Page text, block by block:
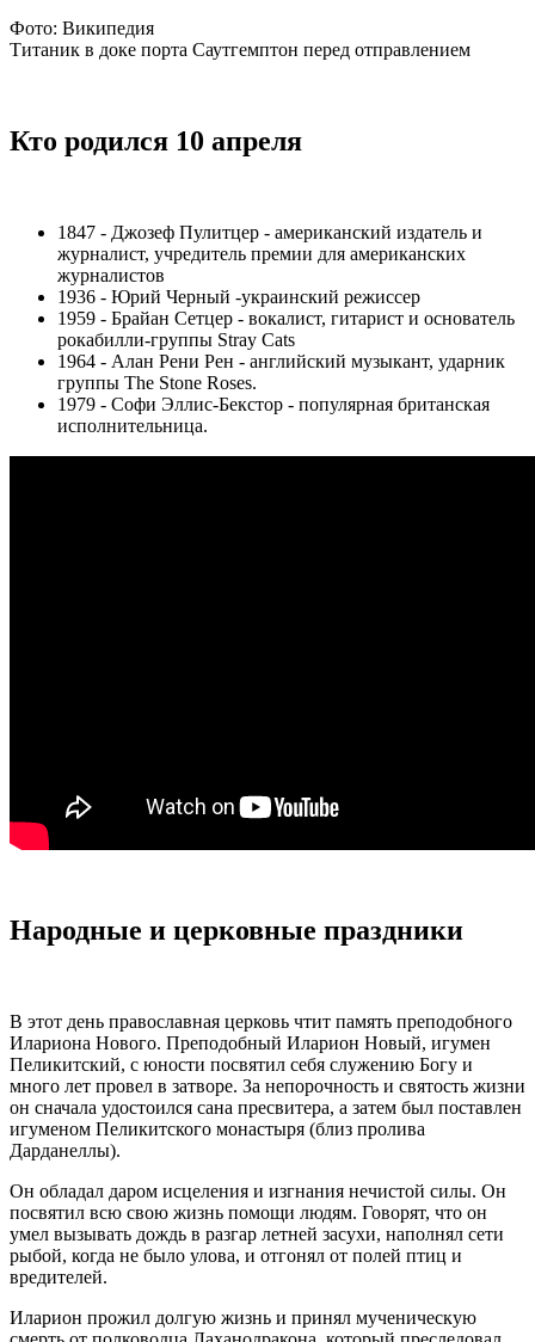
Фото: Википедия
Титаник в доке порта Саутгемптон перед отправлением
Кто родился 10 апреля
1847 - Джозеф Пулитцер - американский издатель и
журналист, учредитель премии для американских
журналистов
1936 - Юрий Черный -украинский режиссер
1959 - Брайан Сетцер - вокалист, гитарист и основатель
рокабилли-группы Stray Cats
1964 - Алан Рени Рен - английский музыкант, ударник
группы The Stone Roses.
1979 - Софи Эллис-Бекстор - популярная британская
исполнительница.
Народные и церковные праздники
В этот день православная церковь чтит память преподобного
Илариона Нового. Преподобный Иларион Новый, игумен
Пеликитский, с юности посвятил себя служению Богу и
много лет провел в затворе. За непорочность и святость жизни
он сначала удостоился сана пресвитера, а затем был поставлен
игуменом Пеликитского монастыря (близ пролива
Дарданеллы).
Он обладал даром исцеления и изгнания нечистой силы. Он
посвятил всю свою жизнь помощи людям. Говорят, что он
умел вызывать дождь в разгар летней засухи, наполнял сети
рыбой, когда не было улова, и отгонял от полей птиц и
вредителей.
Иларион прожил долгую жизнь и принял мученическую